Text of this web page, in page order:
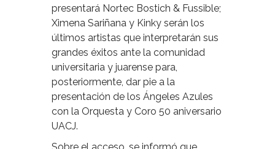
presentará Nortec Bostich & Fussible;
Ximena Sariñana y Kinky serán los
últimos artistas que interpretarán sus
grandes éxitos ante la comunidad
universitaria y juarense para,
posteriormente, dar pie a la
presentación de los Ángeles Azules
con la Orquesta y Coro 50 aniversario
UACJ.
Sobre el acceso, se informó que